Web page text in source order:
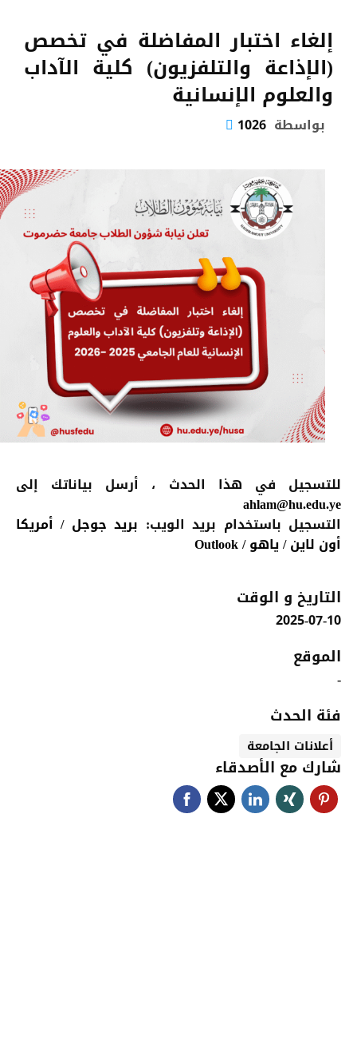
إلغاء اختبار المفاضلة في تخصص
(الإذاعة والتلفزيون) كلية الآداب
والعلوم الإنسانية
بواسطة 1026
للتسجيل في هذا الحدث ، أرسل بياناتك إلى
ahlam@hu.edu.ye
التسجيل باستخدام بريد الويب: بريد جوجل/ أمريكا
أون لاين/ياهو/
Outlook
التاريخ و الوقت
2025-07-10
الموقع
-
فئة الحدث
أعلانات الجامعة
شارك مع الأصدقاء